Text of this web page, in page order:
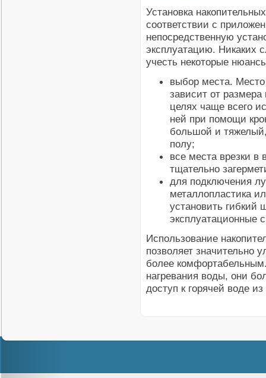
Установка
соответствии с
непосредственную
эксплуатацию. Никаких
учесть некоторые
выбор места. Место
зависит от
целях чаще всего
ней при помощи
большой и
полу;
все места врезки в
тщательно
для подключения
металлопластика
установить гибкий
эксплуатационные
Использование
позволяет значительно
более
нагревания воды, они
доступ к горячей воде